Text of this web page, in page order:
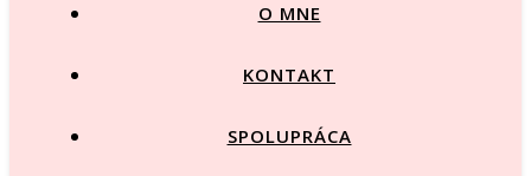
O MNE
KONTAKT
SPOLUPRÁCA